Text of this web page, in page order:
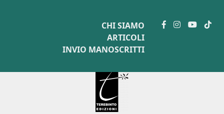
CHI SIAMO
ARTICOLI
INVIO MANOSCRITTI